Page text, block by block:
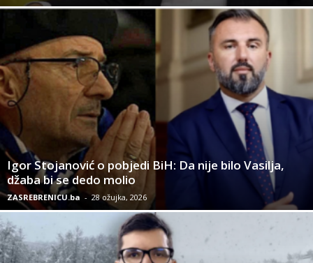
Igor Stojanović o pobjedi BiH: Da nije bilo Vasilja,
džaba bi se dedo molio
ZASREBRENICU.ba - 28 ožujka, 2026